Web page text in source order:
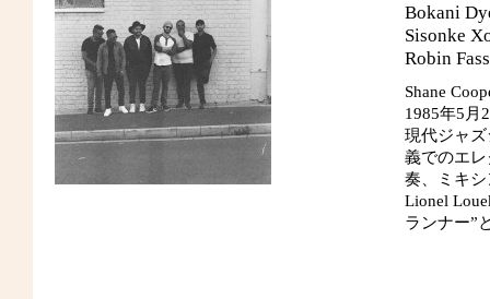
Bokani
Sisonke
Robin
Shane
1985年5月
現代ジャズ
義でのエ
奏、ミキ
Lionel
ランナー”